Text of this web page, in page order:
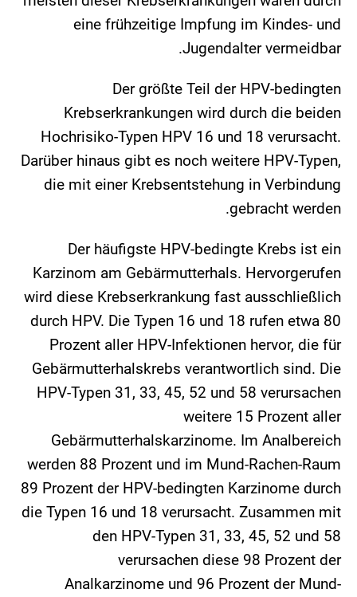
eine frühzeitige Impfung im Kindes- und
Jugendalter vermeidbar.
Der größte Teil der HPV-bedingten
Krebserkrankungen wird durch die beiden
Hochrisiko-Typen HPV 16 und 18 verursacht.
Darüber hinaus gibt es noch weitere HPV-Typen,
die mit einer Krebsentstehung in Verbindung
gebracht werden.
Der häufigste HPV-bedingte Krebs ist ein
Karzinom am Gebärmutterhals. Hervorgerufen
wird diese Krebserkrankung fast ausschließlich
durch HPV. Die Typen 16 und 18 rufen etwa 80
Prozent aller HPV-Infektionen hervor, die für
Gebärmutterhalskrebs verantwortlich sind. Die
HPV-Typen 31, 33, 45, 52 und 58 verursachen
weitere 15 Prozent aller
Gebärmutterhalskarzinome. Im Analbereich
werden 88 Prozent und im Mund-Rachen-Raum
89 Prozent der HPV-bedingten Karzinome durch
die Typen 16 und 18 verursacht. Zusammen mit
den HPV-Typen 31, 33, 45, 52 und 58
verursachen diese 98 Prozent der
Analkarzinome und 96 Prozent der Mund-